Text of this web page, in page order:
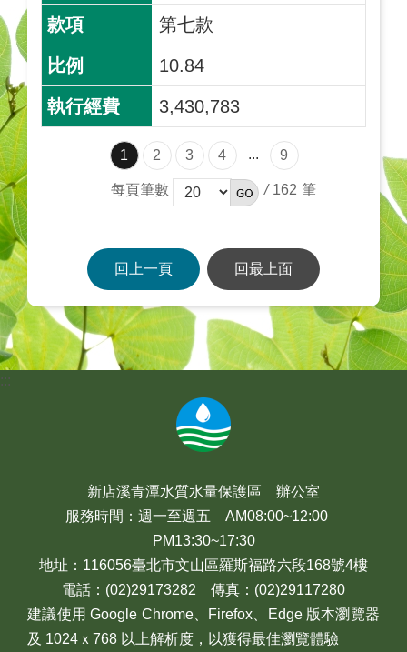
第七款
10.84
3,430,783
1 2 3 4 ... 9
每頁筆數 / 162
回上一頁 回最上面
:::
新店溪青潭水質水量保護區 辦公室
服務時間：週一至週五 AM08:00~12:00
PM13:30~17:30
地址：116056臺北市文山區羅斯福路六段168號4樓
電話：(02)29173282 傳真：(02)29117280
建議使用 Google Chrome、Firefox、Edge 版本瀏覽器
及 1024ｘ768 以上解析度，以獲得最佳瀏覽體驗